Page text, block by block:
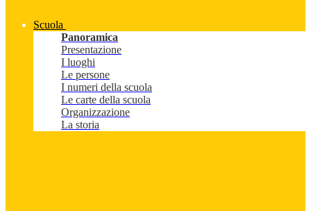
Scuola
Panoramica
Presentazione
I luoghi
Le persone
I numeri della scuola
Le carte della scuola
Organizzazione
La storia